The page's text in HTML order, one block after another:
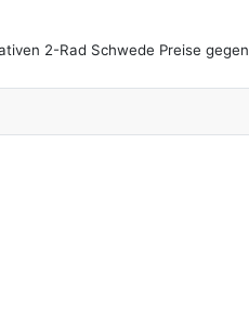
2-Rad Schwede Preise